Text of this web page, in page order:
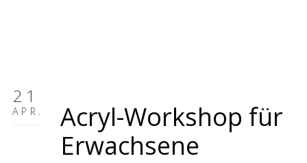
21
APR.
Acryl-Workshop für
Erwachsene